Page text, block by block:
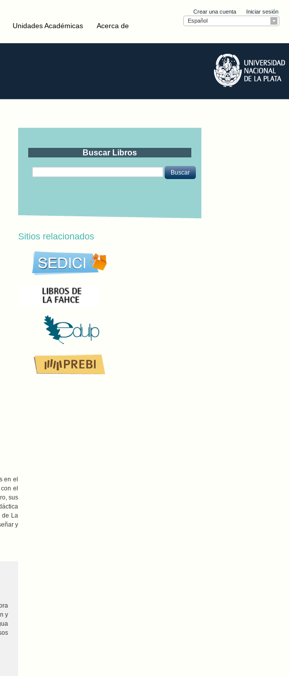
Crear una cuenta
Iniciar sesión
Español
Unidades Académicas Acerca de
en el
el
sus
de La
y
y
Buscar Libros
Buscar
Sitios relacionados